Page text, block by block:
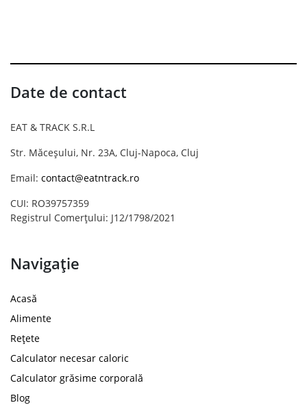
Date de contact
EAT & TRACK S.R.L
Str. Măceșului, Nr. 23A, Cluj-Napoca, Cluj
Email: contact@eatntrack.ro
CUI: RO39757359
Registrul Comerțului: J12/1798/2021
Navigație
Acasă
Alimente
Rețete
Calculator necesar caloric
Calculator grăsime corporală
Blog